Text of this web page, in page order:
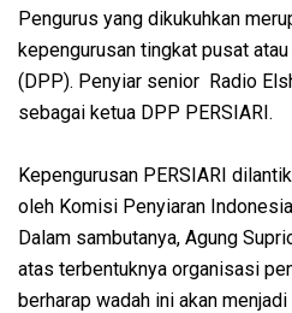
Pengurus yang dikukuhkan
kepengurusan tingkat pusat
(DPP). Penyiar senior Radio
sebagai ketua DPP PERSIARI.
Kepengurusan PERSIARI
oleh Komisi Penyiaran
Dalam sambutanya, Agung
atas terbentuknya organisasi
berharap wadah ini akan